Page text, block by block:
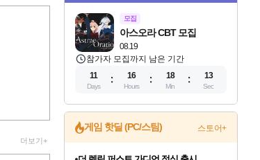
더보기+
모집
08.19
아스오라 CBT 모집
참가자 모집까지 남은 기간
11
Days
16
Hours
18
Min
12
Sec
게임 핫딜 (PC/스팀) 스토어+